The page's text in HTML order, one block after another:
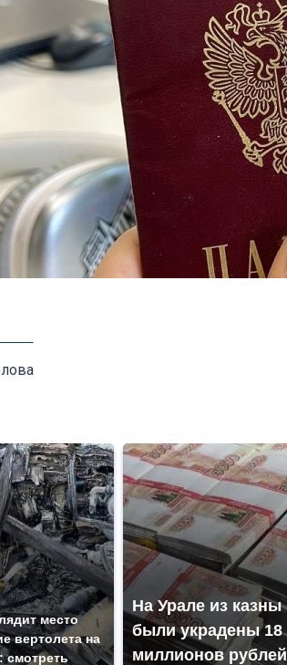
место
вертолета на
смотреть
На Урале из казны
были украдены 18
миллионов рублей